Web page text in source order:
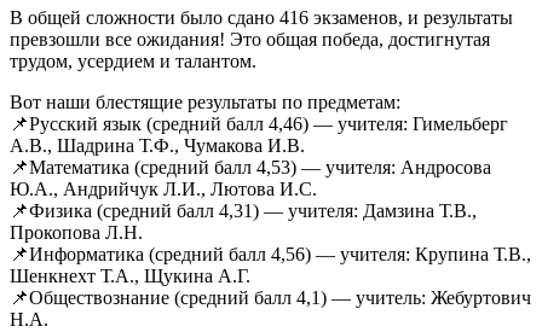
В общей сложности было сдано 416 экзаменов, и результаты
превзошли все ожидания! Это общая победа, достигнутая
трудом, усердием и талантом.
Вот наши блестящие результаты по предметам:
📌Русский язык (средний балл 4,46) — учителя: Гимельберг
А.В., Шадрина Т.Ф., Чумакова И.В.
📌Математика (средний балл 4,53) — учителя: Андросова
Ю.А., Андрийчук Л.И., Лютова И.С.
📌Физика (средний балл 4,31) — учителя: Дамзина Т.В.,
Прокопова Л.Н.
📌Информатика (средний балл 4,56) — учителя: Крупина Т.В.,
Шенкнехт Т.А., Щукина А.Г.
📌Обществознание (средний балл 4,1) — учитель: Жебуртович
Н.А.